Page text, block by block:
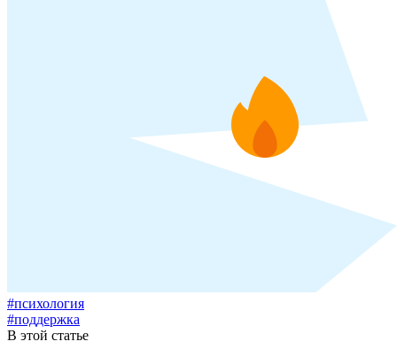
#психология
#поддержка
В этой статье